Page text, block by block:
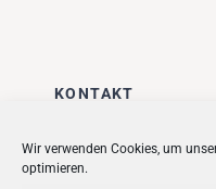
Wir verwenden Cookies, um
optimieren.
KONTAKT
Stadt + Handel